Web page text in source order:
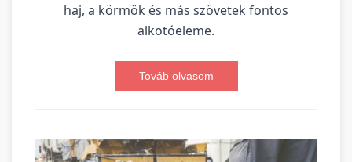
haj, a körmök és más szövetek fontos
alkotóeleme.
Továb olvasom